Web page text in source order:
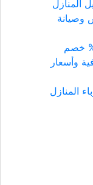
وصيانة
تنظيف وسط الرياض بـ 45% خصم
وأسعار
المنازل